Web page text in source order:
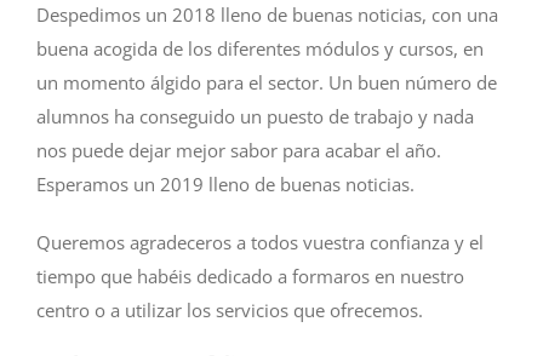
Despedimos un 2018 lleno de buenas noticias, con una
buena acogida de los diferentes módulos y cursos, en
un momento álgido para el sector. Un buen número de
alumnos ha conseguido un puesto de trabajo y nada
nos puede dejar mejor sabor para acabar el año.
Esperamos un 2019 lleno de buenas noticias.
Queremos agradeceros a todos vuestra confianza y el
tiempo que habéis dedicado a formaros en nuestro
centro o a utilizar los servicios que ofrecemos.